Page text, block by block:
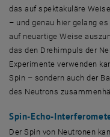
das auf spektakuläre
– und genau hier gelang
auf neuartige Weise
das den Drehimpuls der
Experimente verwenden
Spin – sondern auch der
des Neutrons
Spin-Echo-
Der Spin von Neutronen